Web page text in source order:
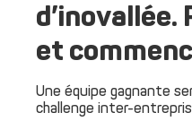
d’inovallée.
et
Une équipe gagnante
challenge inter-